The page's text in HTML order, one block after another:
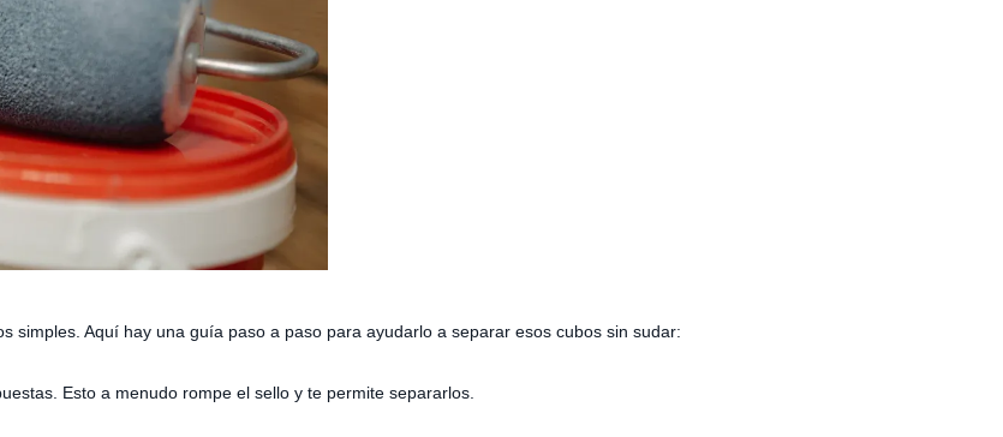
simples. Aquí hay una guía paso a paso para ayudarlo a separar esos cubos sin sudar:
Esto a menudo rompe el sello y te permite separarlos.